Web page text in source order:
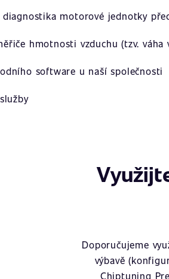
diagnostika motorové jednotky
hmotnosti vzduchu (tzv. váha
software u naší společnosti
Doporučujeme
výbavě
Chiptuning